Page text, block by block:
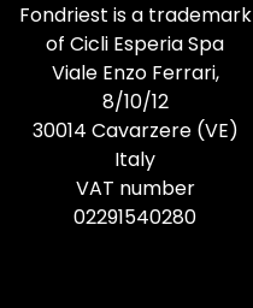
Fondriest is a trademark
of Cicli Esperia Spa
Viale Enzo Ferrari,
8/10/12
30014 Cavarzere (VE)
Italy
VAT number
02291540280